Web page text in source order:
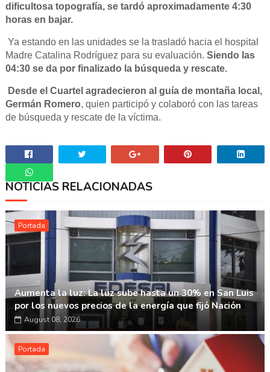
dificultosa topografía, se tardó aproximadamente 4:30
horas en bajar.
Ya estando en las unidades se la trasladó hacia el hospital
Madre Catalina Rodríguez para su evaluación. Siendo las
04:30 se da por finalizado la búsqueda y rescate.
Desde el Cuartel agradecieron al guía de montaña local,
Germán Romero, quien participó y colaboró con las tareas
de búsqueda y rescate de la víctima.
Whatsapp
NOTICIAS RELACIONADAS
Portada
Aumenta la luz: La luz sube hasta un 30% en San Luis
por los nuevos precios de la energía que fijó Nación
August 08, 2026
Portada